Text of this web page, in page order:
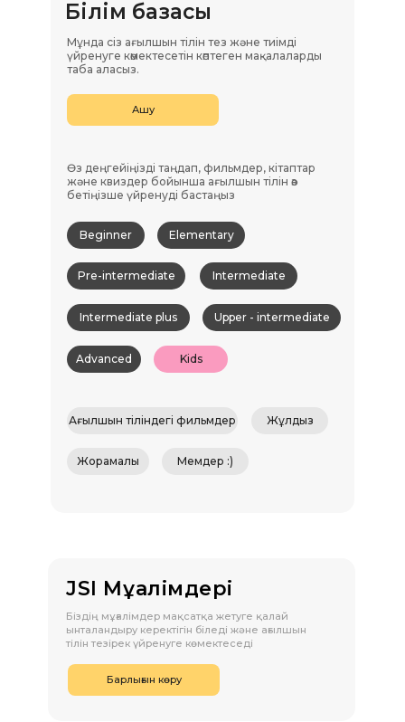
60 минуттан
алынады немесе
сайттанжүктеуге
Апта сайынғы
Сұраныс Жіберу Сұраныс Жіберу
Апта сайынғы
Speaking Club
Білім базасы
Мұнда сіз ағылшын тілін тез және тиімді
үйренуге көмектесетін көптеген мақалаларды
таба аласыз.
Beginner Elementary
Pre-intermediate Intermediate
Intermediate plus Upper - intermediate
Advanced
Ағылшын тіліндегі фильмдер Жұлдыз
Жорамалы Мемдер :)
Ашу
Өз деңгейіңізді таңдап, фильмдер, кітаптар
және квиздер бойынша ағылшын тілін өз
бетіңізше үйренуді бастаңыз
Kids
JSI Мұғалімдері
Біздің мұғалімдер мақсатқа жетуге қалай
ынталандыру керектігін біледі және ағылшын
тілін тезірек үйренуге көмектеседі
Барлығын көру